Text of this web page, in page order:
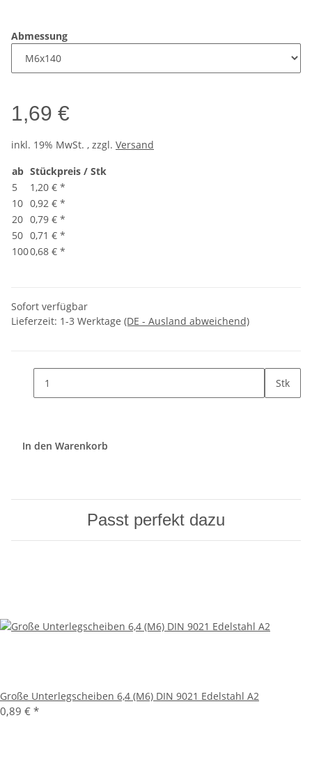
Abmessung
1,69 €
inkl. 19% MwSt. , zzgl. Versand
ab Stückpreis / Stk
5
1,20 € *
10 0,92 € *
20 0,79 € *
50 0,71 € *
1000,68 € *
Sofort verfügbar
Lieferzeit: 1-3 Werktage (DE - Ausland abweichend)
Stk
In den Warenkorb
Passt perfekt dazu
Große Unterlegscheiben 6,4 (M6) DIN 9021 Edelstahl A2
0,89 € *